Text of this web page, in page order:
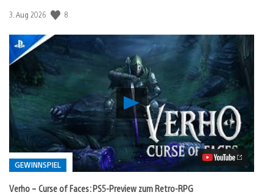
Veröffentlichungsdatum:
3. Aug 2026 8
Verho
–
Curse
of
Faces:
PS5-
Preview
zum
Retro-
GEWINNSPIEL
Verho – Curse of Faces: PS5-Preview zum Retro-RPG